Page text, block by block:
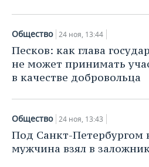
Общество 24 ноя, 13:44
Песков: как глава
не может принимать
в качестве добровольца
Общество 24 ноя, 13:43
Под Санкт-Петербургом
мужчина взял в